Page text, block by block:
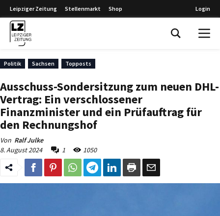
Leipziger Zeitung Stellenmarkt Shop Login
Politik Sachsen Topposts
Ausschuss-Sondersitzung zum neuen DHL-
Vertrag: Ein verschlossener
Finanzminister und ein Prüfauftrag für
den Rechnungshof
Von Ralf Julke
8. August 2024
1 1050